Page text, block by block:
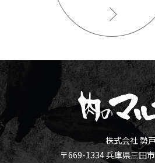
株式会社 勢
〒669-1334 兵庫県三田